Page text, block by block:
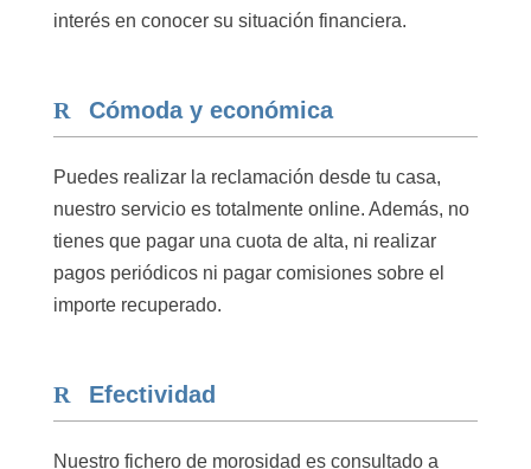
interés en conocer su situación financiera.
Cómoda y económica
Puedes realizar la reclamación desde tu casa,
nuestro servicio es totalmente online. Además, no
tienes que pagar una cuota de alta, ni realizar
pagos periódicos ni pagar comisiones sobre el
importe recuperado.
Efectividad
Nuestro fichero de morosidad es consultado a